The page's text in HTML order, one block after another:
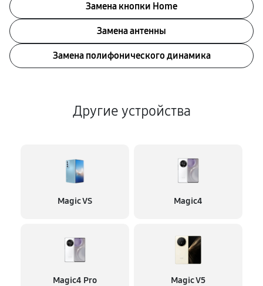
Замена кнопки Home
Замена антенны
Замена полифонического динамика
Другие устройства
Magic VS Magic4
Magic4 Pro Magic V5